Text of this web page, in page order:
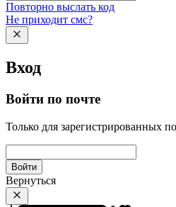
Повторно выслать код
Не приходит смс?
Вход
Войти по почте
Только для зарегистрированных
Войти
Вернуться